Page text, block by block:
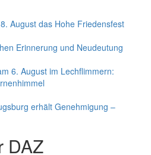
August das Hohe Friedensfest
Erinnerung und Neudeutung
6. August im Lech­flim­mern:
erhält Genehmigung –
DAZ